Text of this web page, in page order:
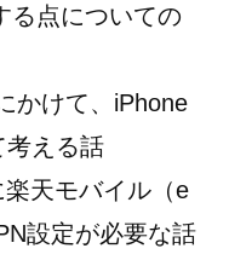
る点についての
かけて、iPhone
考える話
楽天モバイル（e
設定が必要な話